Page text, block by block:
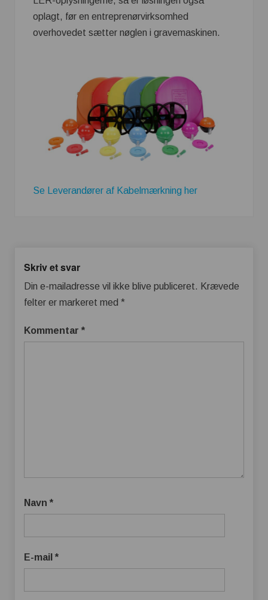
oplagt, før en entreprenørvirksomhed
overhovedet sætter nøglen i gravemaskinen.
Se Leverandører af Kabelmærkning her
Skriv et svar
Din e-mailadresse vil ikke blive publiceret. Krævede
felter er markeret med *
Kommentar *
Navn *
E-mail *